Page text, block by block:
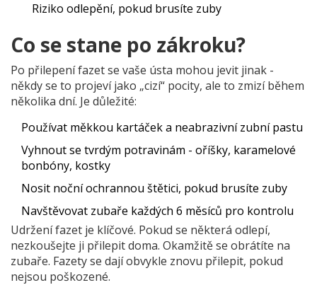
Riziko odlepění, pokud brusíte zuby
Co se stane po zákroku?
Po přilepení fazet se vaše ústa mohou jevit jinak -
někdy se to projeví jako „cizí“ pocity, ale to zmizí během
několika dní. Je důležité:
Používat měkkou kartáček a neabrazivní zubní pastu
Vyhnout se tvrdým potravinám - oříšky, karamelové
bonbóny, kostky
Nosit noční ochrannou štětici, pokud brusíte zuby
Navštěvovat zubaře každých 6 měsíců pro kontrolu
Udržení fazet je klíčové. Pokud se některá odlepí,
nezkoušejte ji přilepit doma. Okamžitě se obrátíte na
zubaře. Fazety se dají obvykle znovu přilepit, pokud
nejsou poškozené.